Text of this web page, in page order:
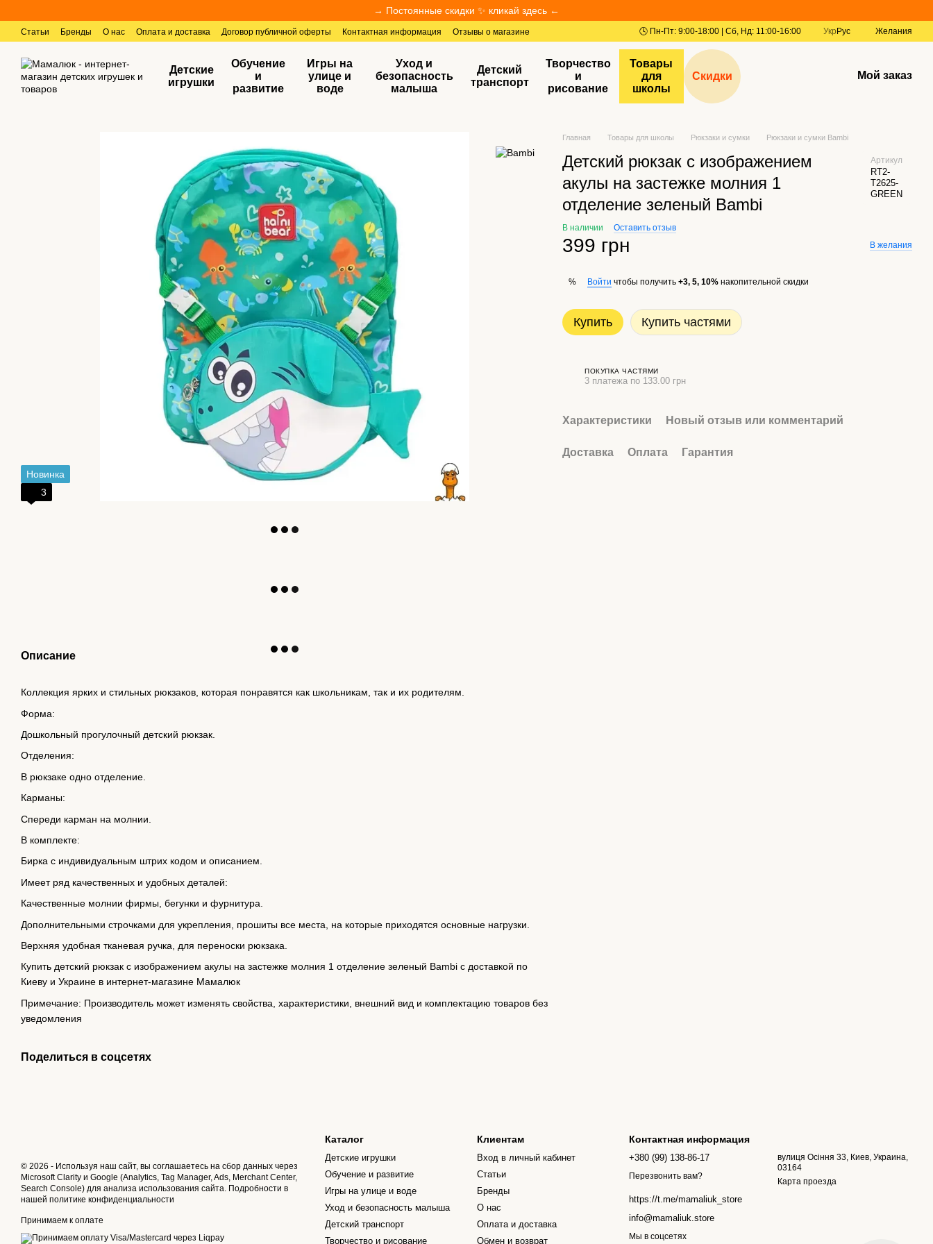
→ Постоянные скидки ✨ кликай здесь ←
Статьи Бренды О нас Оплата и доставка Договор публичной оферты Контактная информация Отзывы о магазине Укр Рус Желания
Детские
игрушки
Обучение
и
развитие
Игры на
улице и
воде
Уход и
безопасность
малыша
Детский
транспорт
Творчество
и
рисование
Товары
для
школы
Скидки Мой заказ
Новинка
3
Описание
Коллекция ярких и стильных рюкзаков, которая понравятся как школьникам, так и их родителям.
Форма:
Дошкольный прогулочный детский рюкзак.
Отделения:
В рюкзаке одно отделение.
Карманы:
Спереди карман на молнии.
В комплекте:
Бирка с индивидуальным штрих кодом и описанием.
Имеет ряд качественных и удобных деталей:
Качественные молнии фирмы, бегунки и фурнитура.
Дополнительными строчками для укрепления, прошиты все места, на которые приходятся основные нагрузки.
Верхняя удобная тканевая ручка, для переноски рюкзака.
Купить детский рюкзак с изображением акулы на застежке молния 1 отделение зеленый Bambi с доставкой по
Киеву и Украине в интернет-магазине Мамалюк
Примечание: Производитель может изменять свойства, характеристики, внешний вид и комплектацию товаров без
уведомления
Поделиться в соцсетях
Главная Товары для школы Рюкзаки и сумки Рюкзаки и сумки Bambi
Детский рюкзак с изображением
акулы на застежке молния 1
отделение зеленый Bambi
Артикул
RT2-
T2625-
GREEN
В наличии Оставить отзыв
399 грн В желания
% Войти чтобы получить+3, 5, 10% накопительной скидки
Купить Купить частями
ПОКУПКА ЧАСТЯМИ
3 платежа по 133.00 грн
Характеристики Новый отзыв или комментарий
Доставка Оплата Гарантия
© 2026 - Используя наш сайт, вы соглашаетесь на сбор данных через
Microsoft Clarity и Google (Analytics, Tag Manager, Ads, Merchant Center,
Search Console) для анализа использования сайта. Подробности в
нашей политике конфиденциальности
Принимаем к оплате
Каталог
Детские игрушки
Обучение и развитие
Игры на улице и воде
Уход и безопасность малыша
Детский транспорт
Творчество и рисование
Клиентам
Вход в личный кабинет
Статьи
Бренды
О нас
Оплата и доставка
Обмен и возврат
Контактная информация
+380 (99) 138-86-17
Перезвонить вам?
https://t.me/mamaliuk_store
info@mamaliuk.store
вулиця Осіння 33, Киев, Украина,
03164
Карта проезда
Мы в соцсетях